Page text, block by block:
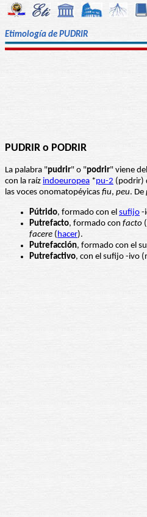
Etimología de PUDRIR
PUDRIR o PODRIR
La palabra "pudrir" o "podrir" viene
con la raíz indoeuropea *pu-2 (podrir)
las voces onomatopéyicas fiu, peu. De
Pútrido, formado con el sufijo -
Putrefacto, formado con facto
facere (hacer).
Putrefacción, formado con el
Putrefactivo, con el sufijo -ivo